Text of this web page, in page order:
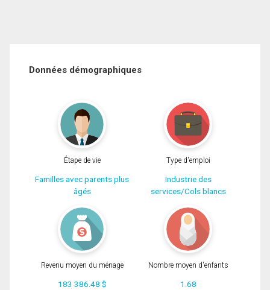
Données démographiques
Étape de vie
Familles avec parents plus
âgés
Type d'emploi
Industrie des
services/Cols blancs
Revenu moyen du ménage
183 386.48 $
Nombre moyen d'enfants
1.68